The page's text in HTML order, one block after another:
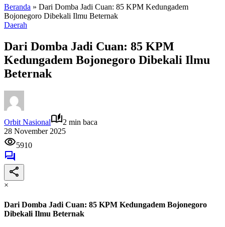
Beranda » Dari Domba Jadi Cuan: 85 KPM Kedungadem
Bojonegoro Dibekali Ilmu Beternak
Daerah
Dari Domba Jadi Cuan: 85 KPM
Kedungadem Bojonegoro Dibekali Ilmu
Beternak
Orbit Nasional
2 min baca
28 November 2025
5910
×
Dari Domba Jadi Cuan: 85 KPM Kedungadem Bojonegoro
Dibekali Ilmu Beternak